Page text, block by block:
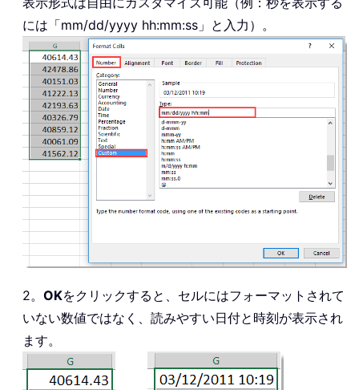
には「mm/dd/yyyy hh:mm:ss」と入力）。
2。 OKをクリックすると、セルにはフォーマットされて
いない数値ではなく、読みやすい日付と時刻が表示され
ます。